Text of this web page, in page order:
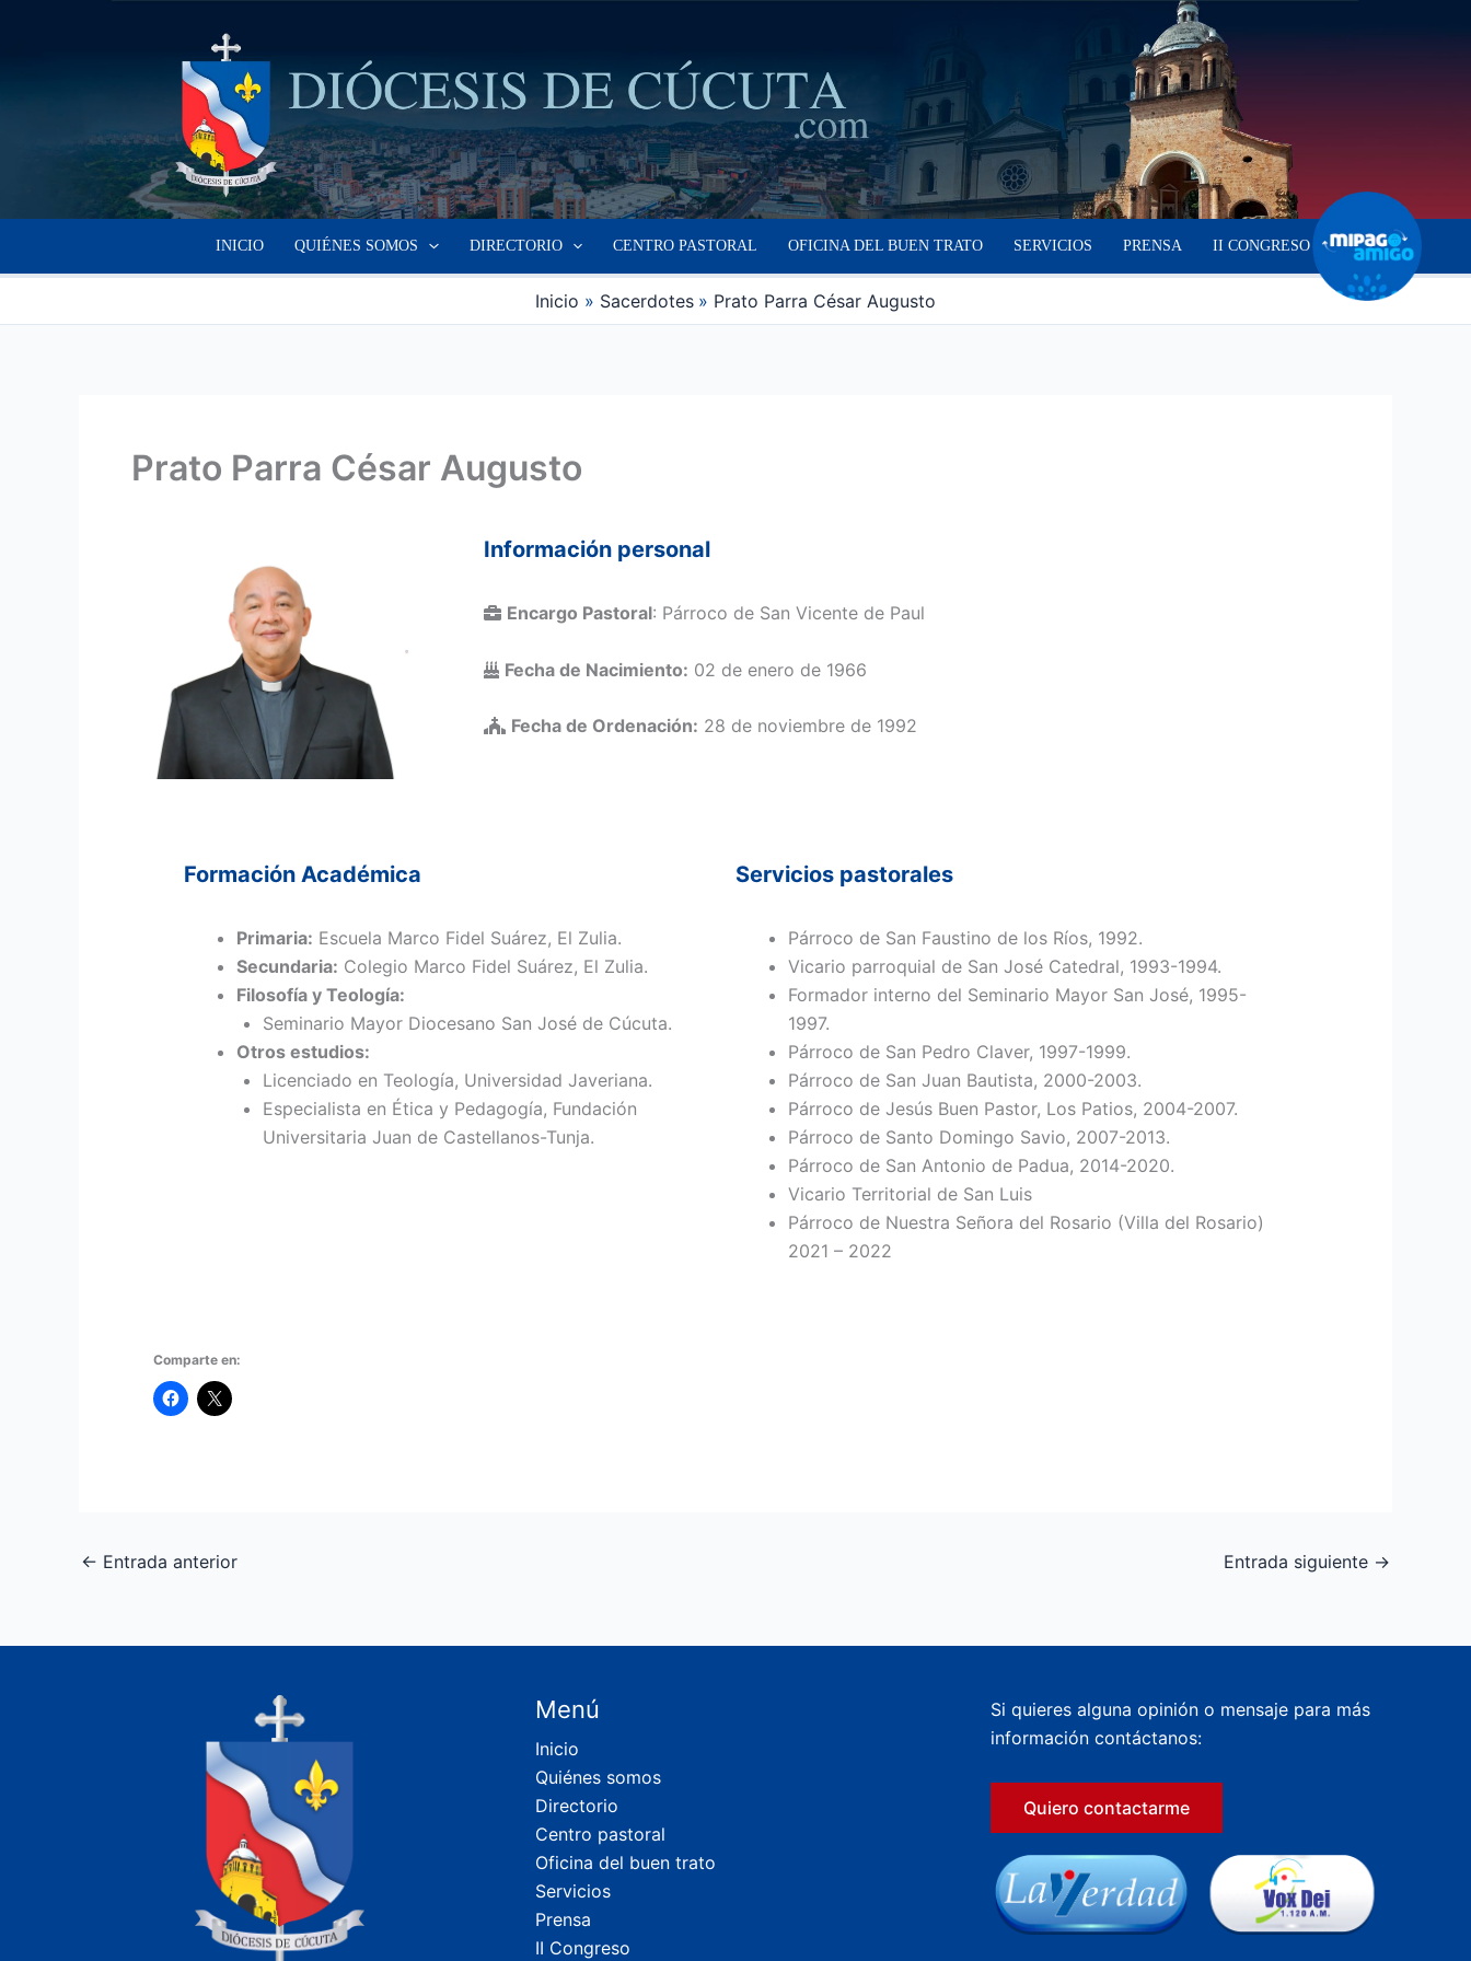
INICIO QUIÉNES SOMOS DIRECTORIO CENTRO PASTORAL OFICINA DEL BUEN TRATO SERVICIOS PRENSA II CONGRESO
Inicio Sacerdotes Prato Parra César Augusto
Prato Parra César Augusto
Información personal
Encargo Pastoral: Párroco de San Vicente de Paul
Fecha de Nacimiento: 02 de enero de 1966
Fecha de Ordenación: 28 de noviembre de 1992
Formación Académica
Primaria: Escuela Marco Fidel Suárez, El Zulia.
Secundaria: Colegio Marco Fidel Suárez, El Zulia.
Filosofía y Teología:
Seminario Mayor Diocesano San José de Cúcuta.
Otros estudios:
Licenciado en Teología, Universidad Javeriana.
Especialista en Ética y Pedagogía, Fundación
Universitaria Juan de Castellanos-Tunja.
Servicios pastorales
Párroco de San Faustino de los Ríos, 1992.
Vicario parroquial de San José Catedral, 1993-1994.
Formador interno del Seminario Mayor San José, 1995-
1997.
Párroco de San Pedro Claver, 1997-1999.
Párroco de San Juan Bautista, 2000-2003.
Párroco de Jesús Buen Pastor, Los Patios, 2004-2007.
Párroco de Santo Domingo Savio, 2007-2013.
Párroco de San Antonio de Padua, 2014-2020.
Vicario Territorial de San Luis
Párroco de Nuestra Señora del Rosario (Villa del Rosario)
2021 – 2022
Comparte en:
← Entrada anterior Entrada siguiente →
Menú
Inicio
Quiénes somos
Directorio
Centro pastoral
Oficina del buen trato
Servicios
Prensa
II Congreso
Si quieres alguna opinión o mensaje para más
información contáctanos:
Quiero contactarme